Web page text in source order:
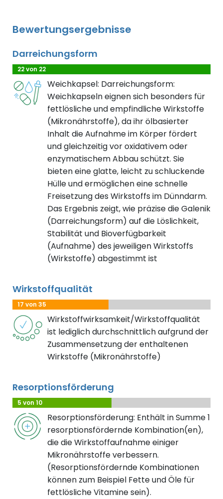
Bewertungsergebnisse
Darreichungsform
22 von 22
Weichkapsel: Darreichungsform:
Weichkapseln eignen sich besonders für
fettlösliche und empfindliche Wirkstoffe
(Mikronährstoffe), da ihr ölbasierter
Inhalt die Aufnahme im Körper fördert
und gleichzeitig vor oxidativem oder
enzymatischem Abbau schützt. Sie
bieten eine glatte, leicht zu schluckende
Hülle und ermöglichen eine schnelle
Freisetzung des Wirkstoffs im Dünndarm.
Das Ergebnis zeigt, wie präzise die Galenik
(Darreichungsform) auf die Löslichkeit,
Stabilität und Bioverfügbarkeit
(Aufnahme) des jeweiligen Wirkstoffs
(Wirkstoffe) abgestimmt ist
Wirkstoffqualität
17 von 35
Wirkstoffwirksamkeit/Wirkstoffqualität
ist lediglich durchschnittlich aufgrund der
Zusammensetzung der enthaltenen
Wirkstoffe (Mikronährstoffe)
Resorptionsförderung
5 von 10
Resorptionsförderung: Enthält in Summe 1
resorptionsfördernde Kombination(en),
die die Wirkstoffaufnahme einiger
Mikronährstoffe verbessern.
(Resorptionsfördernde Kombinationen
können zum Beispiel Fette und Öle für
fettlösliche Vitamine sein).